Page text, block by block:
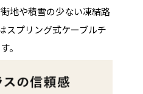
地や積雪の少ない凍結路
スプリング式ケーブルチ
。